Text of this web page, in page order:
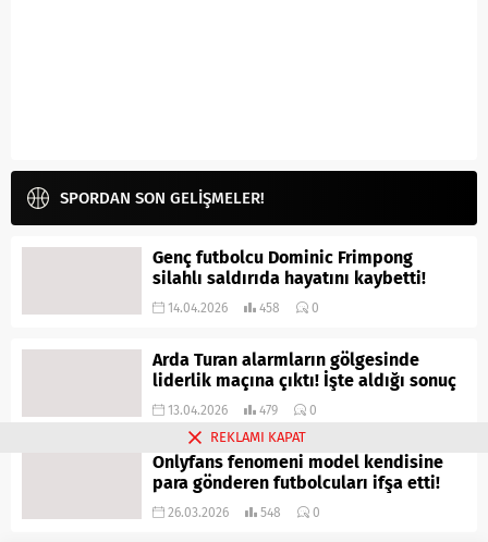
SPORDAN SON GELİŞMELER!
Genç futbolcu Dominic Frimpong
silahlı saldırıda hayatını kaybetti!
14.04.2026 458 0
Arda Turan alarmların gölgesinde
liderlik maçına çıktı! İşte aldığı sonuç
13.04.2026 479 0
Onlyfans fenomeni model kendisine
para gönderen futbolcuları ifşa etti!
26.03.2026 548 0
REKLAMI KAPAT